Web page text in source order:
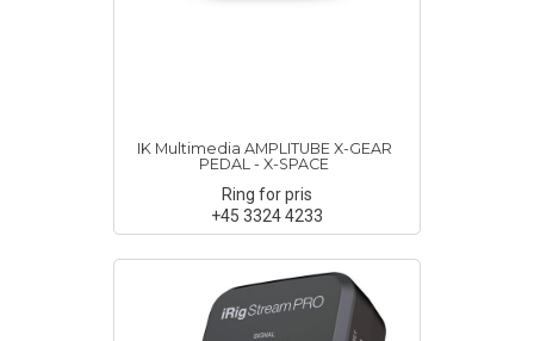
IK Multimedia AMPLITUBE X-GEAR
PEDAL - X-SPACE
Ring for pris
+45 3324 4233